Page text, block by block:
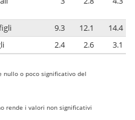
9.3 12.1
14.4
2.4 2.6 3.1
nullo o poco significativo del
rende i valori non significativi